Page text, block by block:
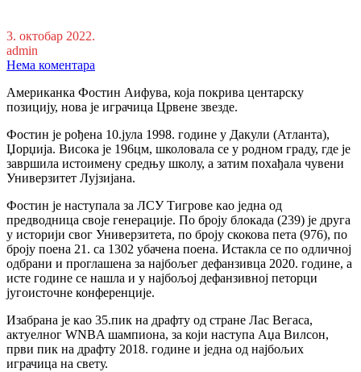
3. октобар 2022.
admin
Нема коментара
Американка Фостин Аифува, која покрива центарску
позицију, нова је играчица Црвене звезде.
Фостин је рођена 10.јула 1998. године у Дакули (Атланта),
Џорџија. Висока је 196цм, школовала се у родном граду, где је
завршила истоимену средњу школу, а затим похађала чувени
Универзитет Лујзијана.
Фостин је наступала за ЛСУ Тигрове као једна од
предводница своје генерације. По броју блокада (239) је друга
у историји свог Универзитета, по броју скокова пета (976), по
броју поена 21. са 1302 убачена поена. Истакла се по одличној
одбрани и проглашена за најбољег дефанзивца 2020. године, а
исте године се нашла и у најбољој дефанзивној петорци
југоисточне конференције.
Изабрана је као 35.пик на драфту од стране Лас Вегаса,
актуелног WNBA шампиона, за који наступа Аџа Вилсон,
први пик на драфту 2018. године и једна од најбољих
играчица на свету.